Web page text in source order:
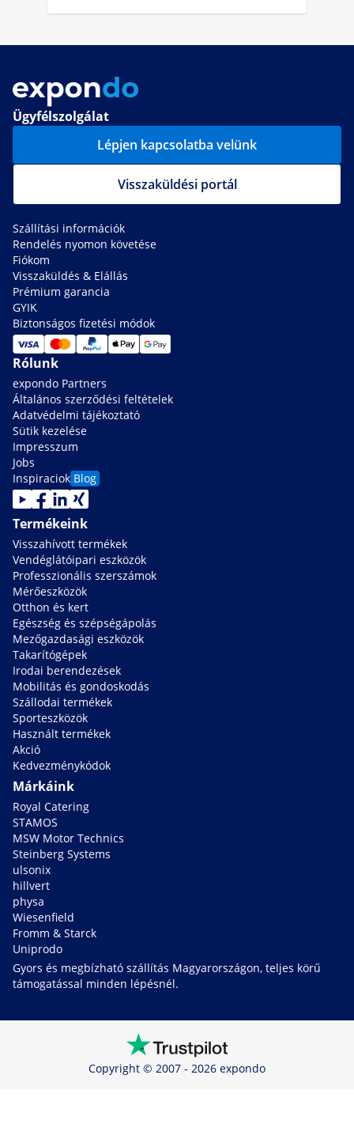
Ügyfélszolgálat
Lépjen kapcsolatba velünk
Visszaküldési portál
Szállítási információk
Rendelés nyomon követése
Fiókom
Visszaküldés & Elállás
Prémium garancia
GYIK
Biztonságos fizetési módok
Rólunk
expondo Partners
Általános szerződési feltételek
Adatvédelmi tájékoztató
Sütik kezelése
Impresszum
Jobs
Inspiraciok Blog
Termékeink
Visszahívott termékek
Vendéglátóipari eszközök
Professzionális szerszámok
Mérőeszközök
Otthon és kert
Egészség és szépségápolás
Mezőgazdasági eszközök
Takarítógépek
Irodai berendezések
Mobilitás és gondoskodás
Szállodai termékek
Sporteszközök
Használt termékek
Akció
Kedvezménykódok
Márkáink
Royal Catering
STAMOS
MSW Motor Technics
Steinberg Systems
ulsonix
hillvert
physa
Wiesenfield
Fromm & Starck
Uniprodo
Gyors és megbízható szállítás Magyarországon, teljes körű
támogatással minden lépésnél.
Copyright © 2007 - 2026 expondo